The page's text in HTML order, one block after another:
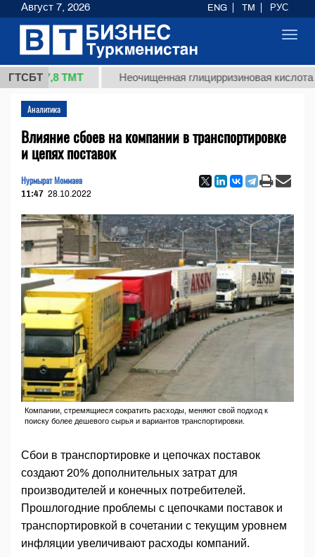
ГТСБТ
ТМТ Неочищенная глицирризиновая кислота
Аналитика
Влияние сбоев на компании в транспортировке
и цепях поставок
Нурмырат Моммаев
11:47 28.10.2022
Компании, стремящиеся сократить расходы, меняют свой подход к
поиску более дешевого сырья и вариантов транспортировки.
Сбои в транспортировке и цепочках поставок
создают 20% дополнительных затрат для
производителей и конечных потребителей.
Прошлогодние проблемы с цепочками поставок и
транспортировкой в ​​сочетании с текущим уровнем
инфляции увеличивают расходы компаний.
Август 7, 2026 ENG TM РУС